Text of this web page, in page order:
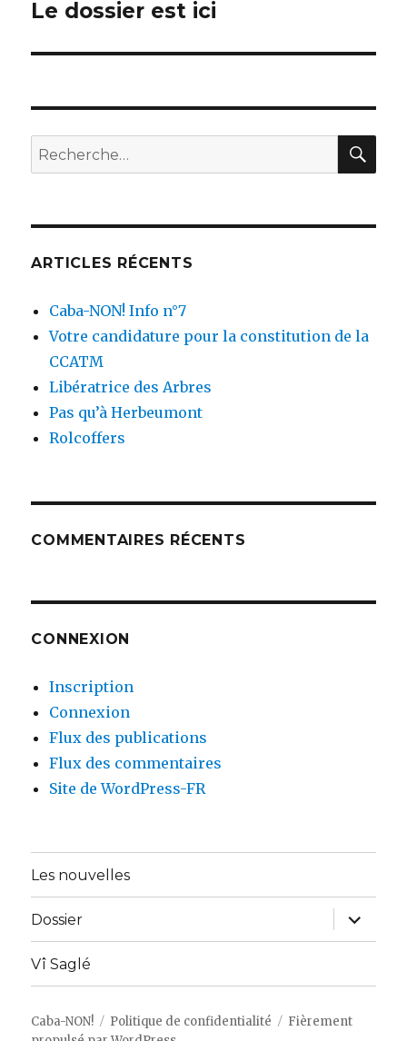
Publication
Le dossier est ici
Recherche
pour :
ARTICLES RÉCENTS
Caba-NON! Info n°7
Votre candidature pour la constitution de la
CCATM
Libératrice des Arbres
Pas qu’à Herbeumont
Rolcoffers
COMMENTAIRES RÉCENTS
CONNEXION
Inscription
Connexion
Flux des publications
Flux des commentaires
Site de WordPress-FR
Les nouvelles
Dossier
ouvrir
le
sous-
Vî Saglé
Caba-NON! Politique de confidentialité
Fièrement